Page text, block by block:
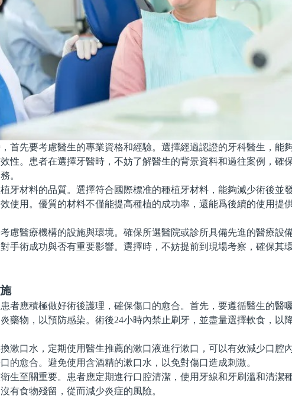
先要考慮醫生的專業資格和經驗。選擇經過認證的牙科醫生，能
性。患者在選擇牙醫時，不妨了解醫生的背景資料和過往案例，確
。
材料的品質。選擇符合國際標准的種植牙材料，能夠減少術後並
使用。優質的材料不僅能提高種植的成功率，還能爲後續的使用提
醫療機構的設施與環境。確保所選醫院或診所具備先進的醫療設
手術成功與否有重要影響。選擇時，不妨提前到現場考察，確保其
應積極做好術後護理，確保傷口的愈合。首先，要遵循醫生的醫囑
藥物，以預防感染。術後24小時內禁止刷牙，並盡量選擇軟食，以
口水，定期使用醫生推薦的漱口液進行漱口，可以有效減少口腔
的愈合。避免使用含酒精的漱口水，以免對傷口造成刺激。
至關重要。患者應定期進行口腔清潔，使用牙線和牙刷溫和清潔
有食物殘留，從而減少炎症的風險。